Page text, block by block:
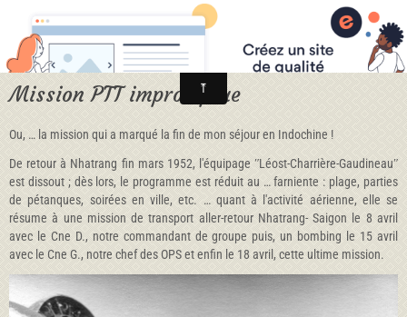
Mission PTT impromptue
Ou, … la mission qui a marqué la fin de mon séjour en Indochine !
De retour à Nhatrang fin mars 1952, l'équipage ʺLéost-Charrière-Gaudineauʺ
est dissout ; dès lors, le programme est réduit au … farniente : plage, parties
de pétanques, soirées en ville, etc. … quant à l'activité aérienne, elle se
résume à une mission de transport aller-retour Nhatrang- Saigon le 8 avril
avec le Cne D., notre commandant de groupe puis, un bombing le 15 avril
avec le Cne G., notre chef des OPS et enfin le 18 avril, cette ultime mission.